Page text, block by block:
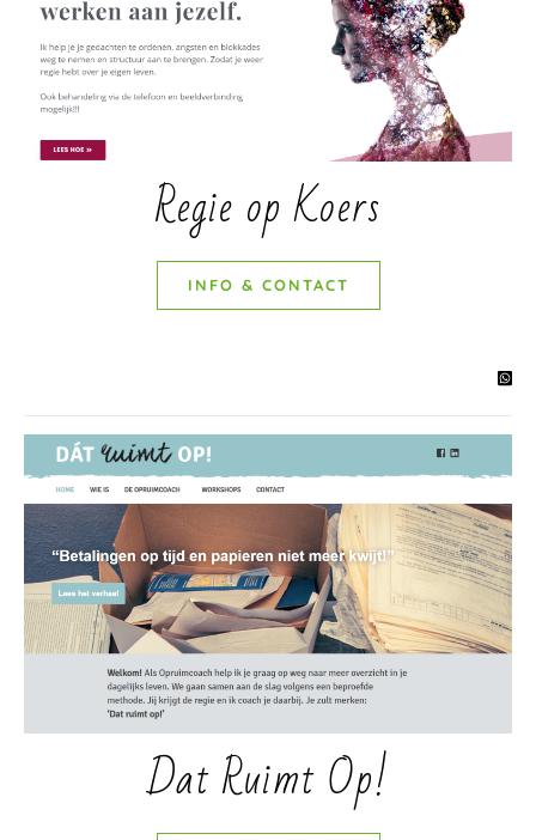
Regie op Koers
INFO & CONTACT
Dat Ruimt Op!